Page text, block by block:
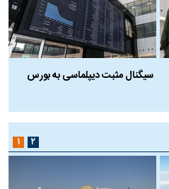
سیگنال مثبت دیپلماسی به بورس
۱ ۲